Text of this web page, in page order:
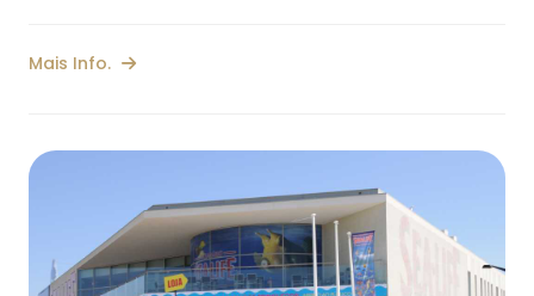
Mais Info.